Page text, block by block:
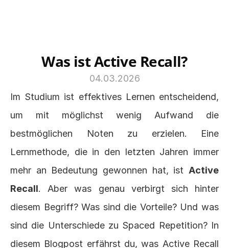
Was ist Active Recall?
04.03.2026
Im Studium ist effektives Lernen entscheidend,
um mit möglichst wenig Aufwand die
bestmöglichen Noten zu erzielen. Eine
Lernmethode, die in den letzten Jahren immer
mehr an Bedeutung gewonnen hat, ist Active
Recall. Aber was genau verbirgt sich hinter
diesem Begriff? Was sind die Vorteile? Und was
sind die Unterschiede zu Spaced Repetition? In
diesem Blogpost erfährst du, was Active Recall